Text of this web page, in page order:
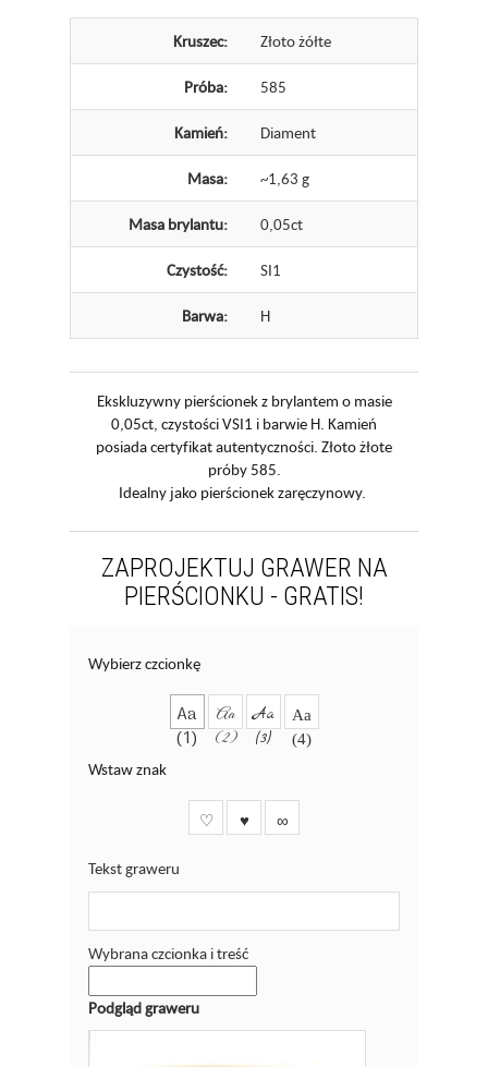
Kruszec: Złoto żółte
Próba: 585
Kamień: Diament
Masa: ~1,63 g
Masa brylantu: 0,05ct
Czystość: SI1
Barwa: H
Ekskluzywny pierścionek z brylantem o masie
0,05ct, czystości VSI1 i barwie H. Kamień
posiada certyfikat autentyczności. Złoto żłote
próby 585.
Idealny jako pierścionek zaręczynowy.
ZAPROJEKTUJ GRAWER NA
PIERŚCIONKU - GRATIS!
Wybierz czcionkę
Aa
(1)
Aa
(2)
Aa
(3)
Aa
(4)
Wstaw znak
♡ ♥ ∞
Tekst graweru
Wybrana czcionka i treść
Podgląd graweru